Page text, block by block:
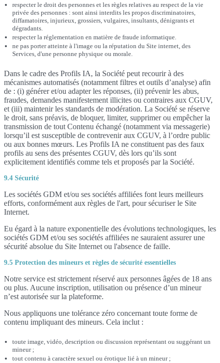
respecter le droit des personnes et les règles relatives au respect de la vie
privée des personnes : sont ainsi interdits les propos discriminatoires,
diffamatoires, injurieux, grossiers, vulgaires, insultants, dénigrants et
dégradants.
respecter la réglementation en matière de fraude informatique.
ne pas porter atteinte à l'image ou la réputation du Site internet, des
Services, d'une personne physique ou morale.
Dans le cadre des Profils IA, la Société peut recourir à des
mécanismes automatisés (notamment filtres et outils d’analyse) afin
de : (i) générer et/ou adapter les réponses, (ii) prévenir les abus,
fraudes, demandes manifestement illicites ou contraires aux CGUV,
et (iii) maintenir les standards de modération. La Société se réserve
le droit, sans préavis, de bloquer, limiter, supprimer ou empêcher la
transmission de tout Contenu échangé (notamment via messagerie)
lorsqu’il est susceptible de contrevenir aux CGUV, à l’ordre public
ou aux bonnes mœurs. Les Profils IA ne constituent pas des faux
profils au sens des présentes CGUV, dès lors qu’ils sont
explicitement identifiés comme tels et proposés par la Société.
9.4 Sécurité
Les sociétés GDM et/ou ses sociétés affiliées font leurs meilleurs
efforts, conformément aux règles de l'art, pour sécuriser le Site
Internet.
Eu égard à la nature exponentielle des évolutions technologiques, les
sociétés GDM et/ou ses sociétés affiliées ne sauraient assurer une
sécurité absolue du Site Internet ou l'absence de faille.
9.5 Protection des mineurs et règles de sécurité essentielles
Notre service est strictement réservé aux personnes âgées de 18 ans
ou plus. Aucune inscription, utilisation ou présence d’un mineur
n’est autorisée sur la plateforme.
Nous appliquons une tolérance zéro concernant toute forme de
contenu impliquant des mineurs. Cela inclut :
toute image, vidéo, description ou discussion représentant ou suggérant un
mineur ;
tout contenu à caractère sexuel ou érotique lié à un mineur ;